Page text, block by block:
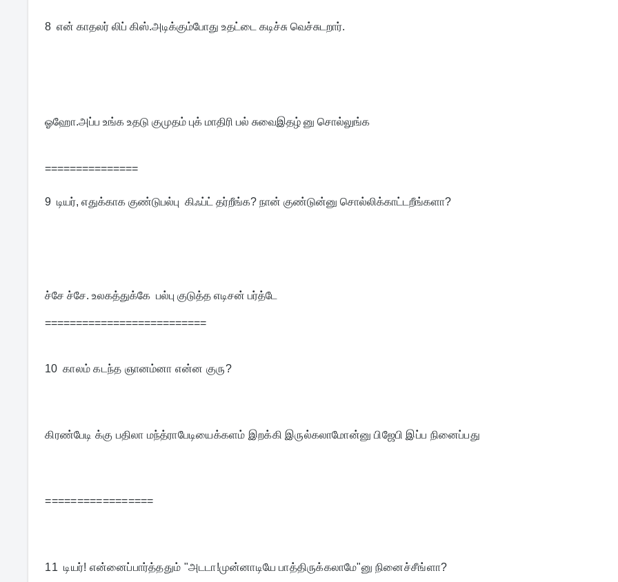
8என் காதலர் லிப் கிஸ்.அடிக்கும்போது உதட்டை கடிச்சு வெச்சுடறார்.
ஓஹோ.அப்ப உங்க உதடு குமுதம் புக் மாதிரி பல் சுவைஇதழ் னு சொல்லுங்க
===============
9 டியர், எதுக்காக குண்டுபல்பு கிஃப்ட் தர்றீங்க? நான் குண்டுன்னு சொல்லிக்காட்டறீங்களா?
ச்சே ச்சே. உலகத்துக்கே பல்பு குடுத்த எடிசன் பர்த்டே
==========================
10காலம் கடந்த ஞானம்னா என்ன குரு?
கிரண்பேடி க்கு பதிலா மந்த்ராபேடியைக்களம் இறக்கி இருல்கலாமோன்னு பிஜேபி இப்ப நினைப்பது
=================
11 டியர்! என்னைப்பார்த்ததும் "அடடா!முன்னாடியே பாத்திருக்கலாமே"னு நினைச்சீங்ளா?